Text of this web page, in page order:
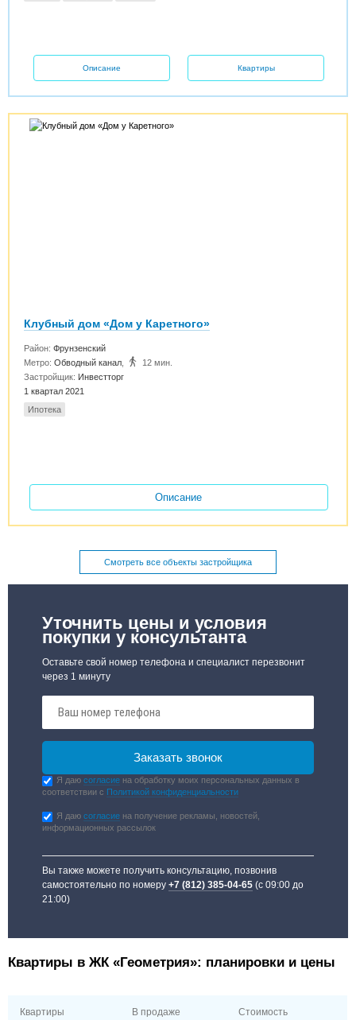
Описание Квартиры
Клубный дом «Дом у Каретного»
Район:Фрунзенский
Метро: Обводный канал
12 мин.
Застройщик: Инвестторг
1 квартал 2021
Ипотека
Описание
Смотреть все объекты застройщика
Уточнить цены и условия
покупки у консультанта
Оставьте свой номер телефона и специалист перезвонит
через 1 минуту
Я даюсогласие на обработку моих персональных данных в
соответствии с Политикой конфиденциальности
Я даюсогласие на получение рекламы, новостей,
информационных рассылок
Вы также можете получить консультацию, позвонив
самостоятельно по номеру+7 (812) 385-04-65 (с 09:00 до
21:00)
Квартиры в ЖК «Геометрия»: планировки и цены
Квартиры В продаже Стоимость